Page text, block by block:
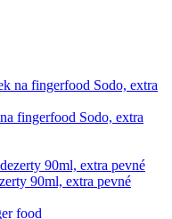
fingerfood Sodo, extra
90ml, extra pevné